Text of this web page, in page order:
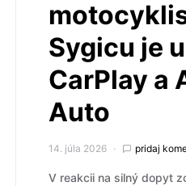
Sygicu je
CarPlay a
Auto
14. júla 2026 pridaj
V reakcii na silný dopyt